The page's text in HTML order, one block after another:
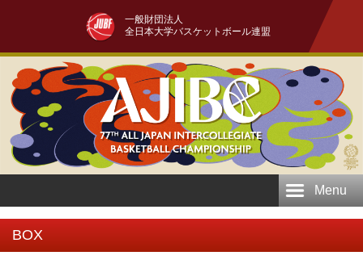
一般財団法人
全日本大学バスケットボール連盟
Menu
BOX